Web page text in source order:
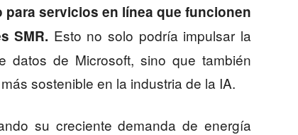
servicios en línea que funcionen
SMR. Esto no solo podría impulsar la
datos de Microsoft, sino que también
sostenible en la industria de la IA.
su creciente demanda de energía